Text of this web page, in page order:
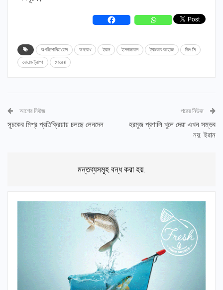
অপরিশোধিত তেল অবরোধ ইরান ইসলামাবাদ ট্যাংকার জাহাজ ডিপ সি
ডোনাল্ড ট্রাম্প দোরেনা
আগের নিউজ
সূচকের মিশ্র প্রতিক্রিয়ায় চলছে লেনদেন
পরের নিউজ
হরমুজ প্রণালি খুলে দেয়া এখন সম্ভব
নয়: ইরান
মন্তব্যসমূহ বন্ধ করা হয়.